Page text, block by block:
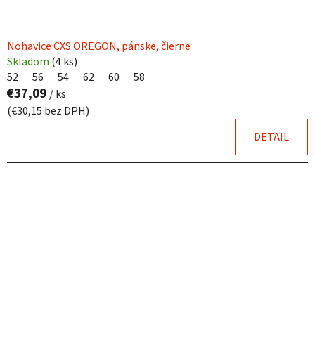
Nohavice CXS OREGON, pánske, čierne
Skladom (4 ks)
52
56 54 62 60 58
€37,09 / ks
(€30,15 bez DPH)
DETAIL